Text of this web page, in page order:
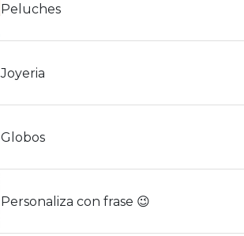
Peluches
Joyeria
Globos
Personaliza con frase 😉